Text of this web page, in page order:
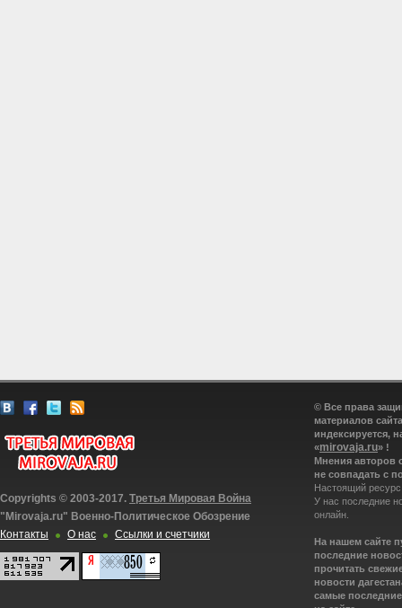
Copyrights © 2003-2017. Третья Мировая Война
"Mirovaja.ru" Военно-Политическое Обозрение
Контакты
О нас Ссылки и счетчики
© Все права
материалов
индексируется,
«mirovaja.ru» !
Мнения авторов
не совпадать с
Настоящий
У нас последние
онлайн.
На нашем сайте
последние
прочитать
новости
самые